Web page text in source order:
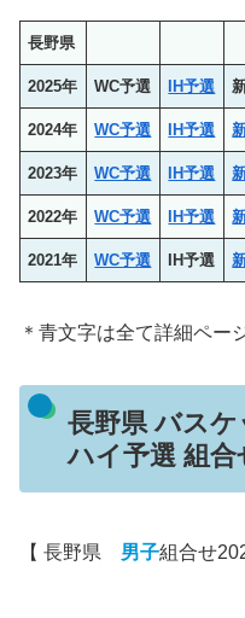
長野県
2025年 WC予選 IH予選
2024年 WC予選 IH予選
2023年 WC予選 IH予選
2022年 WC予選 IH予選
2021年 WC予選 IH予選
＊青文字は全て詳細ペー
長野県 バス
ハイ予選 組合
【 長野県 男子組合せ